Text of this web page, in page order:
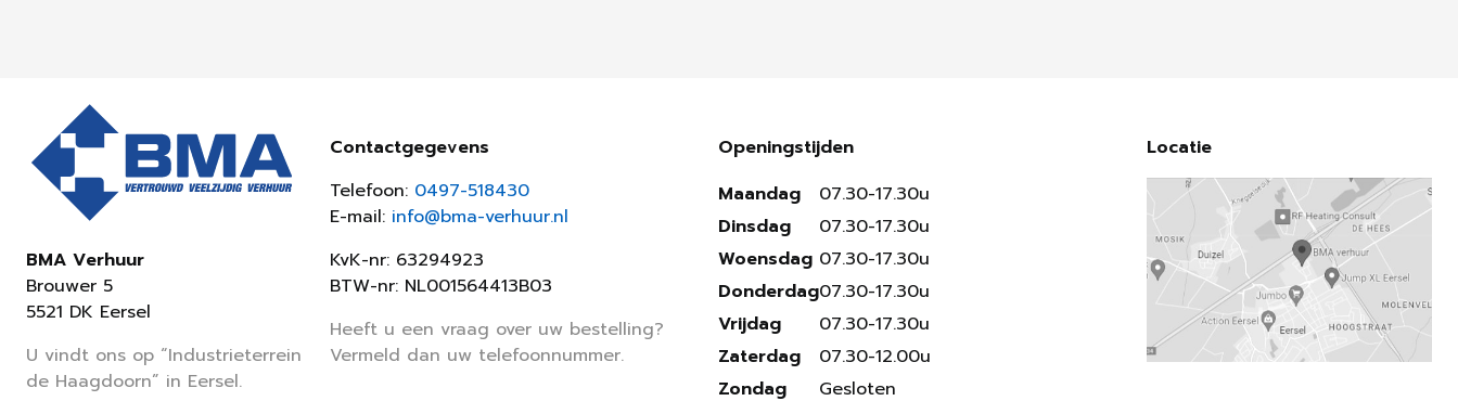
BMA Verhuur
Brouwer 5
5521 DK Eersel
U vindt ons op “Industrieterrein
de Haagdoorn” in Eersel.
Contactgegevens
Telefoon: 0497-518430
E-mail: info@bma-verhuur.nl
KvK-nr: 63294923
BTW-nr: NL001564413B03
Heeft u een vraag over uw bestelling?
Vermeld dan uw telefoonnummer.
Openingstijden
Maandag
Dinsdag
Woensdag
Donderdag
Vrijdag
Zaterdag
Zondag
07.30-17.30u
07.30-17.30u
07.30-17.30u
07.30-17.30u
07.30-17.30u
07.30-12.00u
Gesloten
Locatie